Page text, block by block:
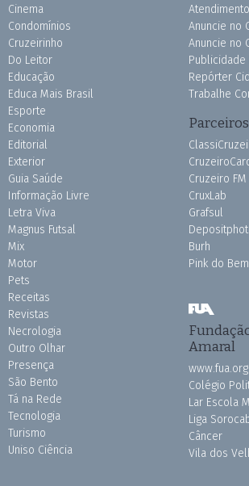
Cinema
Condomínios
Cruzeirinho
Do Leitor
Educação
Educa Mais Brasil
Esporte
Economia
Editorial
Exterior
Guia Saúde
Informação Livre
Letra Viva
Magnus Futsal
Mix
Motor
Pets
Receitas
Revistas
Necrologia
Outro Olhar
Presença
São Bento
Tá na Rede
Tecnologia
Turismo
Uniso Ciência
Anuncie no
Anuncie no
Publicidade
Repórter
Trabalhe
Parceiros
Cruzeiro FM
CruxLab
Grafsul
Burh
Pink do
Amaral
Colégio
Lar Escola
Liga
Câncer
Vila dos